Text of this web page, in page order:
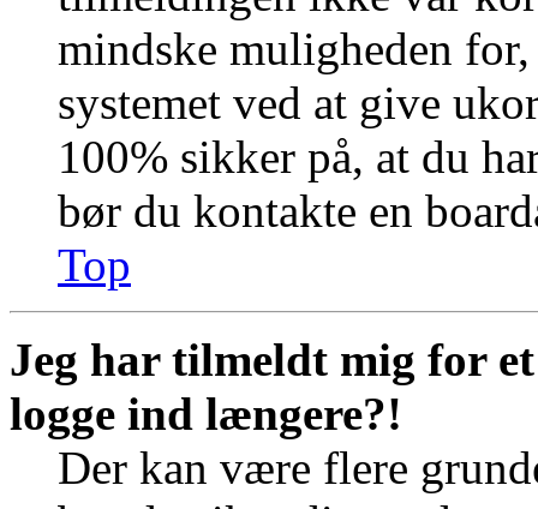
mindske muligheden
systemet ved at give
100% sikker på, at du
bør du kontakte en
Top
Jeg har tilmeldt mig for
logge ind længere?!
Der kan være flere